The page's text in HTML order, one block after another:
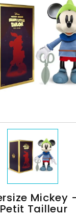
Mickey
Petit Tailleur